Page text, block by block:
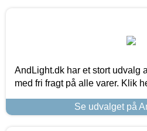
AndLight.dk har et stort udvalg
med fri fragt på alle varer. Klik
Se udvalget på